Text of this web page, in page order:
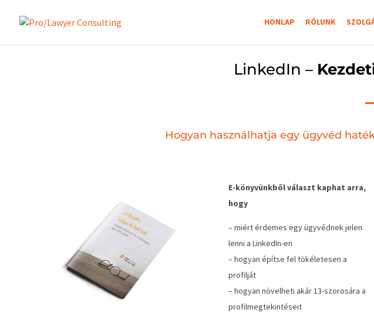
HONLAP RÓLUNK
LinkedIn –
Hogyan használhatja egy ügyvéd
E-könyvünkből választ kaphat arra,
hogy
– miért érdemes egy ügyvédnek jelen
lenni a LinkedIn-en
– hogyan építse fel tökéletesen a
profilját
– hogyan növelheti akár 13-szorosára a
profilmegtekintéseit